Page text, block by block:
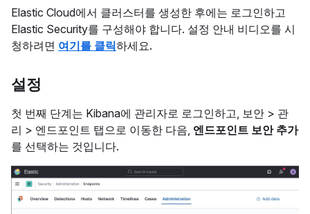
Elastic Cloud에서 클러스터를 생성한 후에는 로그인하고
Elastic Security를 구성해야 합니다. 설정 안내 비디오를 시
청하려면 여기를 클릭하세요.
설정
첫 번째 단계는 Kibana에 관리자로 로그인하고, 보안 > 관
리 > 엔드포인트 탭으로 이동한 다음, 엔드포인트 보안 추가
를 선택하는 것입니다.